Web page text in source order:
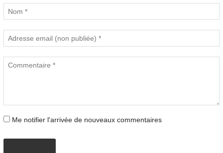
Me notifier l'arrivée de nouveaux commentaires